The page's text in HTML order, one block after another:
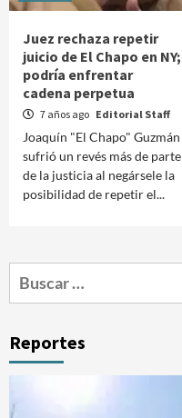
Juez rechaza repetir
juicio de El Chapo en NY;
podría enfrentar
cadena perpetua
7 años ago Editorial Staff
Joaquín "El Chapo" Guzmán
sufrió un revés más de parte
de la justicia al negársele la
posibilidad de repetir el...
Buscar:
Reportes